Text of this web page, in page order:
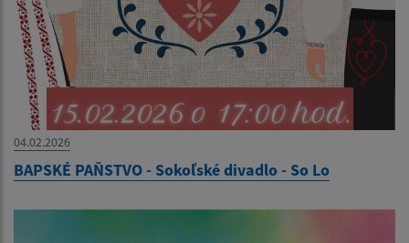
04.02.2026
BAPSKÉ PAŇSTVO - Sokoľské divadlo - So Lo